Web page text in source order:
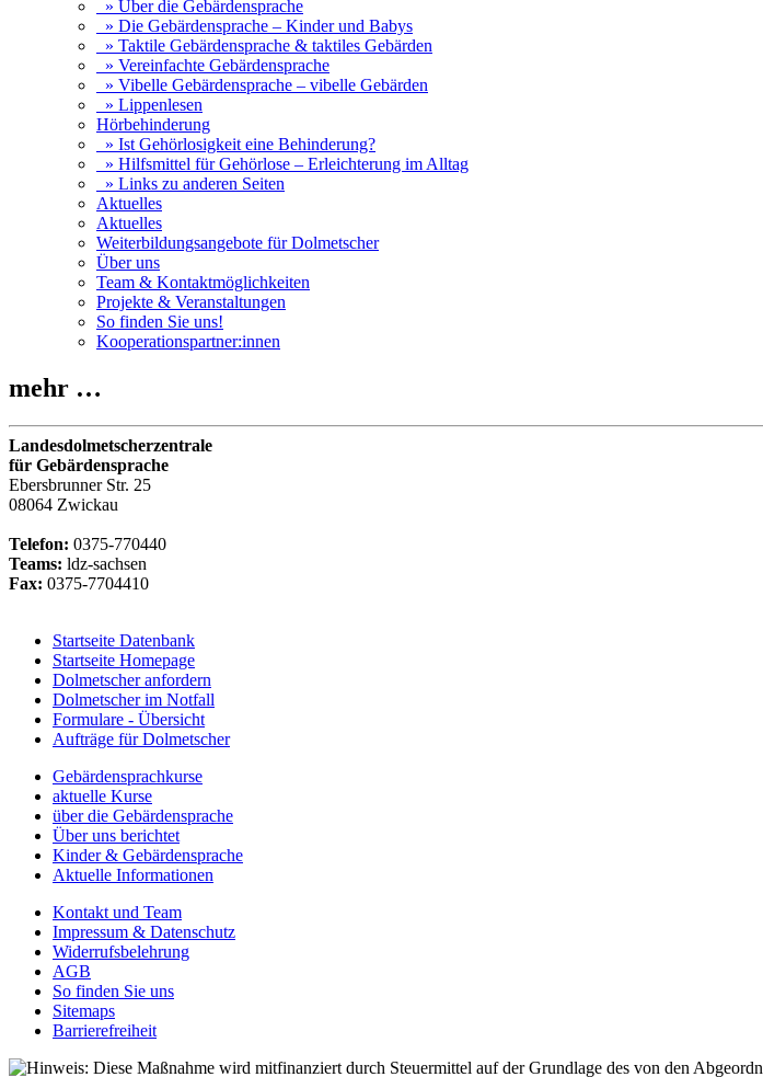
» Über die Gebärdensprache
» Die Gebärdensprache – Kinder und Babys
» Taktile Gebärdensprache & taktiles Gebärden
» Vereinfachte Gebärdensprache
» Vibelle Gebärdensprache – vibelle Gebärden
» Lippenlesen
Hörbehinderung
» Ist Gehörlosigkeit eine Behinderung?
» Hilfsmittel für Gehörlose – Erleichterung im Alltag
» Links zu anderen Seiten
Aktuelles
Aktuelles
Weiterbildungsangebote für Dolmetscher
Über uns
Team & Kontaktmöglichkeiten
Projekte & Veranstaltungen
So finden Sie uns!
Kooperationspartner:innen
mehr …
Landesdolmetscherzentrale
für Gebärdensprache
Ebersbrunner Str. 25
08064 Zwickau
Telefon: 0375-770440
Teams: ldz-sachsen
Fax: 0375-7704410
Startseite Datenbank
Startseite Homepage
Dolmetscher anfordern
Dolmetscher im Notfall
Formulare - Übersicht
Aufträge für Dolmetscher
Gebärdensprachkurse
aktuelle Kurse
über die Gebärdensprache
Über uns berichtet
Kinder & Gebärdensprache
Aktuelle Informationen
Kontakt und Team
Impressum & Datenschutz
Widerrufsbelehrung
AGB
So finden Sie uns
Sitemaps
Barrierefreiheit